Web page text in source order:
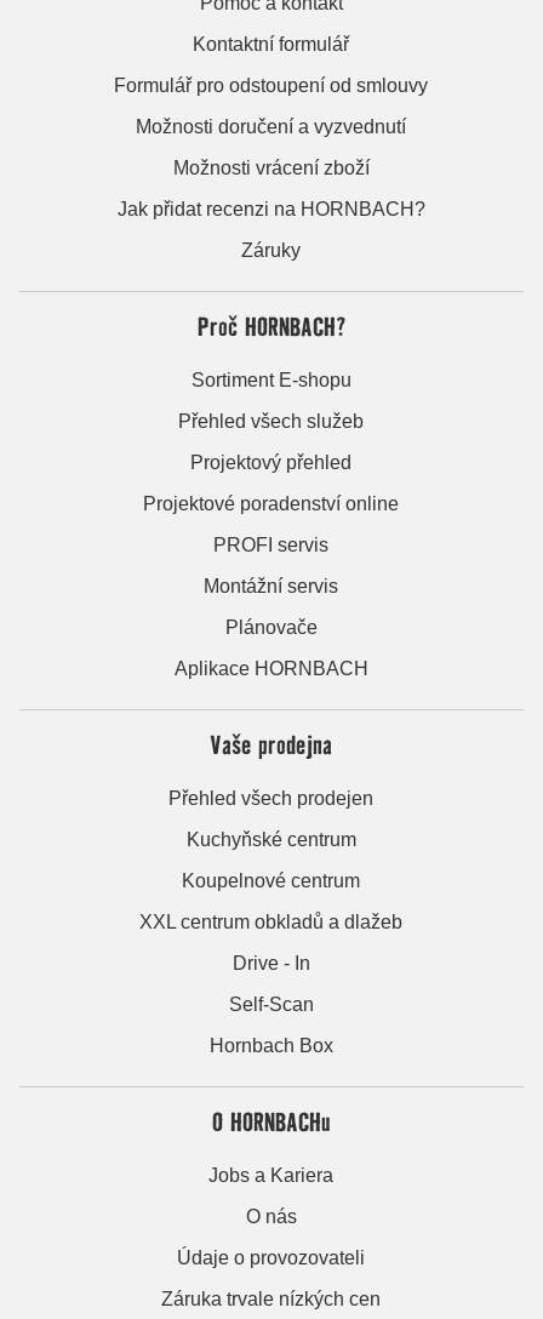
Kontaktní formulář
Formulář pro odstoupení od smlouvy
Možnosti doručení a vyzvednutí
Možnosti vrácení zboží
Jak přidat recenzi na HORNBACH?
Záruky
Proč HORNBACH?
Sortiment E-shopu
Přehled všech služeb
Projektový přehled
Projektové poradenství online
PROFI servis
Montážní servis
Plánovače
Aplikace HORNBACH
Vaše prodejna
Přehled všech prodejen
Kuchyňské centrum
Koupelnové centrum
XXL centrum obkladů a dlažeb
Drive - In
Self-Scan
Hornbach Box
O HORNBACHu
Jobs a Kariera
O nás
Údaje o provozovateli
Záruka trvale nízkých cen